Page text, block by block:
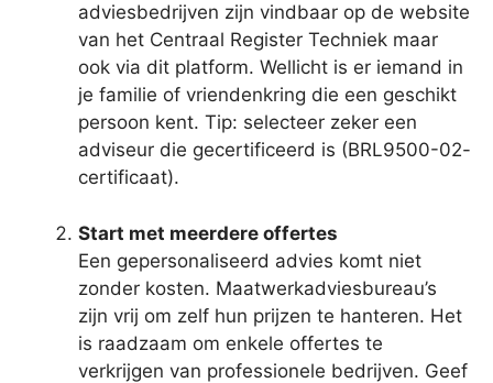
adviesbedrijven zijn vindbaar op de website
van het Centraal Register Techniek maar
ook via dit platform. Wellicht is er iemand in
je familie of vriendenkring die een geschikt
persoon kent. Tip: selecteer zeker een
adviseur die gecertificeerd is (BRL9500-02-
certificaat).
Start met meerdere offertes
Een gepersonaliseerd advies komt niet
zonder kosten. Maatwerkadviesbureau’s
zijn vrij om zelf hun prijzen te hanteren. Het
is raadzaam om enkele offertes te
verkrijgen van professionele bedrijven. Geef